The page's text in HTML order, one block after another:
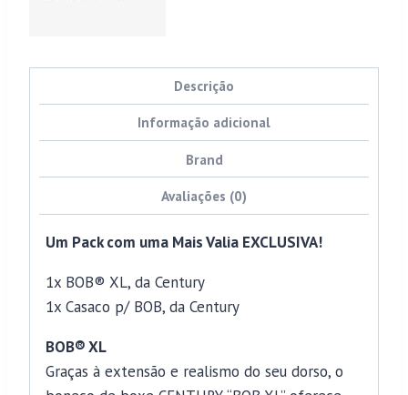
Descrição
Informação adicional
Brand
Avaliações (0)
Um Pack com uma Mais Valia EXCLUSIVA!
1x BOB® XL, da Century
1x Casaco p/ BOB, da Century
BOB® XL
Graças à extensão e realismo do seu dorso, o